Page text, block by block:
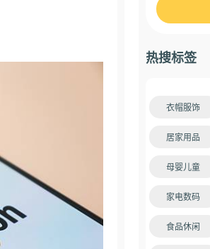
热搜标签
衣帽服饰
居家用品
母婴儿童
家电数码
食品休闲